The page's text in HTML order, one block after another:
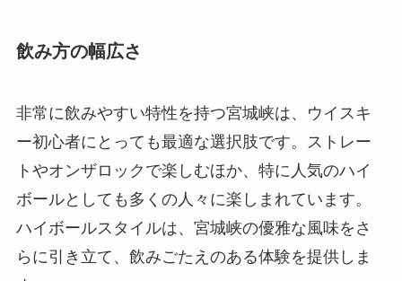
飲み方の幅広さ
非常に飲みやすい特性を持つ宮城峡は、ウイスキ
ー初心者にとっても最適な選択肢です。ストレー
トやオンザロックで楽しむほか、特に人気のハイ
ボールとしても多くの人々に楽しまれています。
ハイボールスタイルは、宮城峡の優雅な風味をさ
らに引き立て、飲みごたえのある体験を提供しま